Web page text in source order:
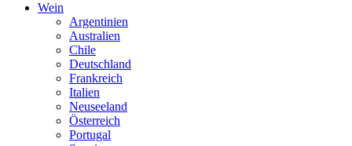
Wein
Argentinien
Australien
Chile
Deutschland
Frankreich
Italien
Neuseeland
Österreich
Portugal